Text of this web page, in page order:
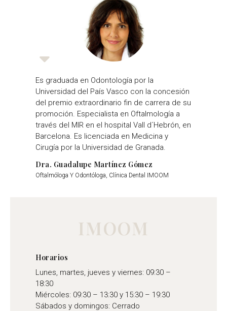
Es graduada en Odontología por la
Universidad del País Vasco con la concesión
del premio extraordinario fin de carrera de su
promoción. Especialista en Oftalmología a
través del MIR en el hospital Vall d´Hebrón, en
Barcelona. Es licenciada en Medicina y
Cirugía por la Universidad de Granada.
Dra. Guadalupe Martínez Gómez
Oftalmóloga Y Odontóloga, Clínica Dental IMOOM
IMOOM
Horarios
Lunes, martes, jueves y viernes: 09:30 –
18:30
Miércoles: 09:30 – 13:30 y 15:30 – 19:30
Sábados y domingos: Cerrado